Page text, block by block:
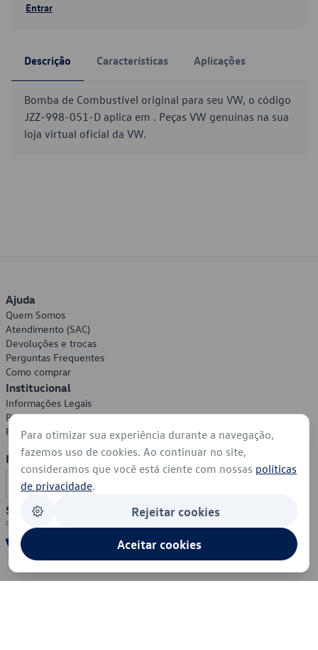
Entrar
Descrição Características Aplicações
Bomba de Combustível original para seu VW, o código
JZZ-998-051-D aplica em . Peças VW genuínas na sua
loja virtual oficial da VW.
Ajuda
Quem Somos
Atendimento (SAC)
Devoluções e trocas
Perguntas Frequentes
Como comprar
Institucional
Informações Legais
Política de Privacidade
Política de Cookies
Formas de Pagamento
Segurança
Para otimizar sua experiência durante a navegação,
fazemos uso de cookies. Ao continuar no site,
consideramos que você está ciente com nossas políticas
de privacidade.
Rejeitar cookies
Aceitar cookies